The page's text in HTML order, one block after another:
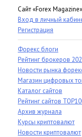
Сайт «Forex Magazine»
Вход в личный
Регистрация
Форекс блоги
Рейтинг брокеров
Новости рынка
Магазин цифровых
Каталог сайтов
Рейтинг сайтов
Архив журнала
Курсы криптовалют
Новости криптовалют